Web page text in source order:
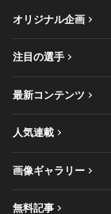
オリジナル企画
注目の選手
最新コンテンツ
人気連載
画像ギャラリー
無料記事